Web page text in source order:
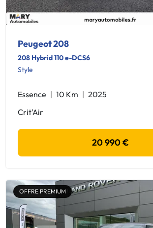
Peugeot 208
208 Hybrid 110 e-DCS6
Style
Essence 10 Km
2025
Crit'Air
20 990 €
OFFRE PREMIUM